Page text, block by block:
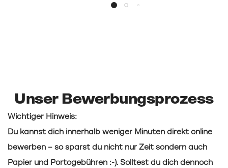
Unser Bewerbungsprozess
Wichtiger Hinweis:
Du kannst dich innerhalb weniger Minuten direkt online
bewerben – so sparst du nicht nur Zeit sondern auch
Papier und Portogebühren :-). Solltest du dich dennoch